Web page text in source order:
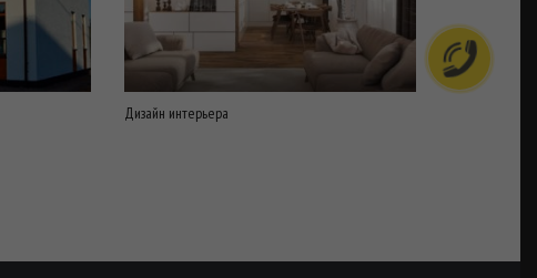
Дизайн интерьера